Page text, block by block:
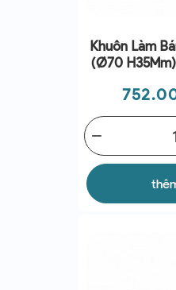
Khuôn Làm
(Ø70 H35Mm) - Cake Mold -
Giá
remove